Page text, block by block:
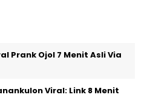
Prank Ojol 7 Menit Asli Via
Viral: Link 8 Menit